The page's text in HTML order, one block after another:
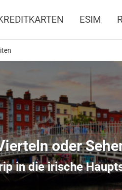
ESIM
oder
in die irische